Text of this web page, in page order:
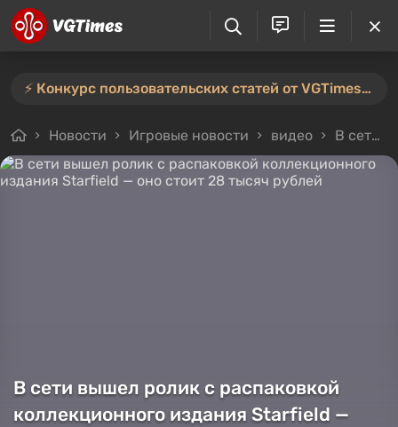
⚡️ Конкурс пользовательских статей от VGTimes продлён — участвуйте тут ⚡️
Новости Игровые новости видео В сети вышел ролик с распаковкой коллекционного издания Starfield — оно стоит 28 тысяч рублей
В сети вышел ролик с распаковкой
коллекционного издания Starfield —